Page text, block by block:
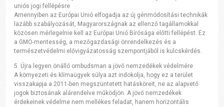
uniós jogi fellépésre
Amennyiben az Európai Unió elfogadja az új génmódosítási technikák
lazább szabályozását, Magyarországnak az ellenző tagállamokkal
közösen mérlegelnie kell az Európai Unió Bírósága előtti fellépést. Ez
a GMO-mentesség, a mezőgazdasági önrendelkezés és a
természetvédelmi elővigyázatosság szempontjából is kulcskérdés.
5. Újra legyen önálló ombudsman a jövő nemzedékek védelmére
A környezeti és klímaügyek súlya azt indokolja, hogy ez a terület
visszakapja a 2011-ben megszüntetett hatásköreit, ne az alapvető
jogok biztosának alárendelve működjön. A jövő nemzedékek
érdekeinek védelme nem mellékes feladat, hanem horizontális